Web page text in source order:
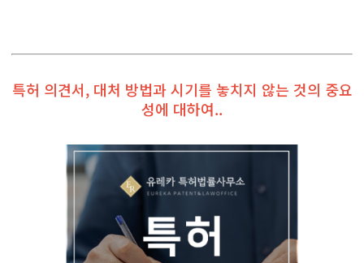
특허 의견서, 대처 방법과 시기를 놓치지 않는 것의 중요
성에 대하여..